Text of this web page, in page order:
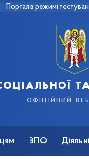
Портал в режимі
офіційний
ВПО